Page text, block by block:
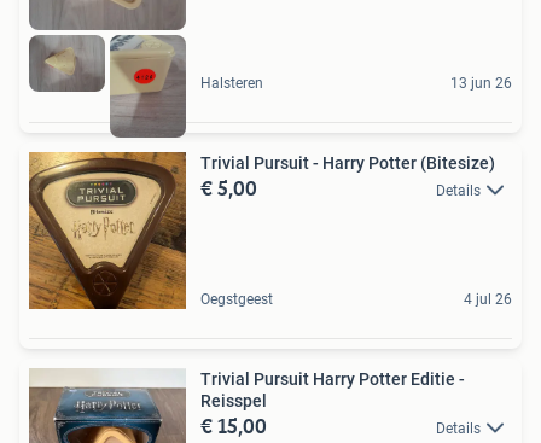
Halsteren 13 jun 26
Trivial Pursuit - Harry Potter (Bitesize)
€ 5,00 Details
Oegstgeest 4 jul 26
Trivial Pursuit Harry Potter Editie -
Reisspel
€ 15,00 Details